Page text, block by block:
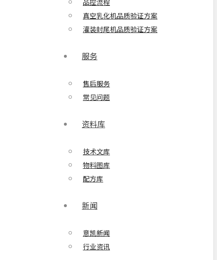
品控流程
真空乳化机品质验证方案
灌装封尾机品质验证方案
服务
售后服务
常见问题
资料库
技术文库
物料图库
配方库
新闻
意凯新闻
行业资讯